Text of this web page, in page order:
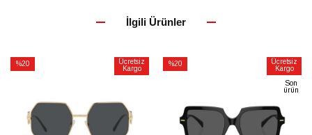
İlgili Ürünler
%20
Ücretsiz
Kargo
%20
Ücretsiz
Kargo
Son
ürün